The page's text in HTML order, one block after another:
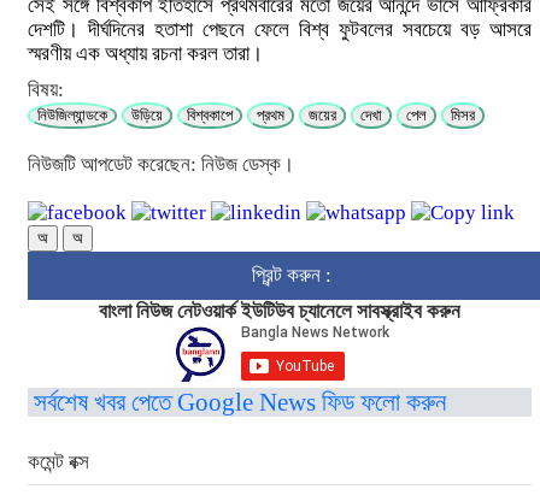
সেই সঙ্গে বিশ্বকাপ ইতিহাসে প্রথমবারের মতো জয়ের আনন্দে ভাসে আফ্রিকার
দেশটি। দীর্ঘদিনের হতাশা পেছনে ফেলে বিশ্ব ফুটবলের সবচেয়ে বড় আসরে
স্মরণীয় এক অধ্যায় রচনা করল তারা।
বিষয়:
নিউজিল্যান্ডকে উড়িয়ে বিশ্বকাপে প্রথম জয়ের দেখা পেল মিসর
নিউজটি আপডেট করেছেন: নিউজ ডেস্ক।
অ অ
প্রিন্ট করুন :
বাংলা নিউজ নেটওয়ার্ক ইউটিউব চ্যানেলে সাবস্ক্রাইব করুন
সর্বশেষ খবর পেতে Google News ফিড ফলো করুন
কমেন্ট বক্স